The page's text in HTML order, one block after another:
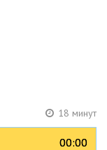
18 минут
00:00
00:00